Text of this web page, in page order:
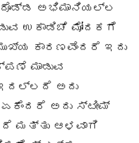
ಅಭಿಮಾನಿಯಲ್ಲ
ಉಕಾಡಿಚೆ ಮೋದಕಗೆ
ಕಾರಣವೆಂದರೆ ಇದು
ಮಾಡುವ
ಇದಲ್ಲದೆ ಅದು
ಅದು ಸ್ಟೀಮ್
ಮತ್ತು ಆಳವಾಗಿ